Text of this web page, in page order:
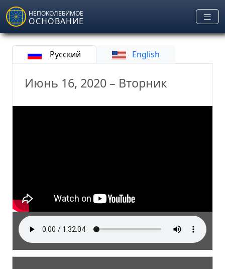
Skip to main content
НЕПОКОЛЕБИМОЕ
ОСНОВАНИЕ
Русский English
Июнь 16, 2020 – Вторник